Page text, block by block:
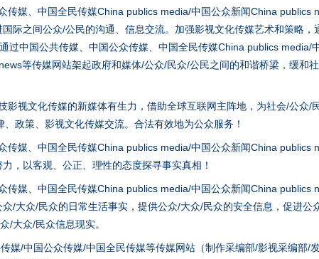
传媒、中国全民传媒China publics media/中国公众新闻China publics
际之间公众/公民的沟通、信息交流。加强影视文化传媒艺术和策略
过中国公共传媒、中国公众传媒、中国全民传媒China publics media/
等传媒网站架起政府和媒体/公众/民众/公民之间的和谐桥梁，缓和
影视文化传媒的新媒体有生力，借助全球互联网主阵地，为社会/公众/
政策、影视文化传媒交流。合法有效地为公众服务！
传媒、中国全民传媒China publics media/中国公众新闻China publics
，以客观、公正、理性的态度探寻事实真相！
传媒、中国全民传媒China publics media/中国公众新闻China publics
/大众/民众的日常生活事实，提供公众/大众/民众的安全信息，促进公
/大众/民众信息现实。
媒/中国公众传媒/中国全民传媒等传媒网站（制作采编部/影视采编部/
子